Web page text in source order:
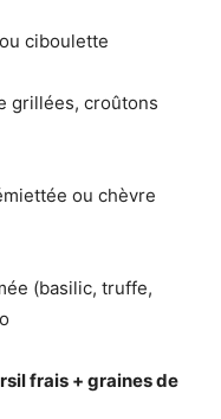
ciboulette
grillées, croûtons
ou chèvre
(basilic, truffe,
frais + graines de